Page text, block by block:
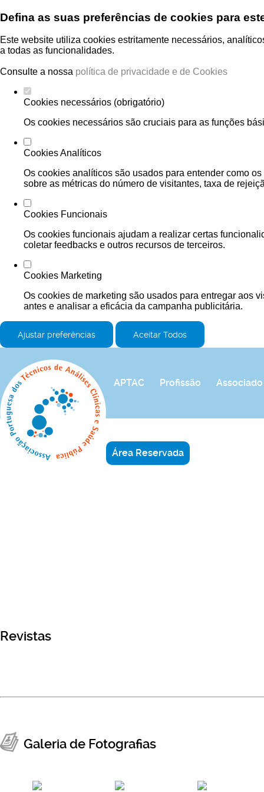
Defina as suas preferências de cookies para
Este website utiliza cookies estritamente necessários,
a todas as funcionalidades.
Consulte a nossa política de privacidade e de Cookies
Cookies necessários (obrigatório)
Os cookies necessários são cruciais para as funções
Cookies Analíticos
Os cookies analíticos são usados para entender como
sobre as métricas do número de visitantes, taxa de
Cookies Funcionais
Os cookies funcionais ajudam a realizar certas
coletar feedbacks e outros recursos de terceiros.
Cookies Marketing
Os cookies de marketing são usados para entregar aos
antes e analisar a eficácia da campanha publicitária.
Ajustar preferências Aceitar Todos
APTAC Profissão Associado
Área Reservada
Revistas
Galeria de Fotografias